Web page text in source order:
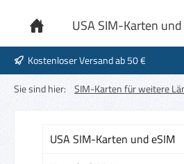
USA SIM-Karten
Kostenloser Versand ab 50 €
Sie sind hier:
SIM-Karten für weitere
USA SIM-Karten und eSIM